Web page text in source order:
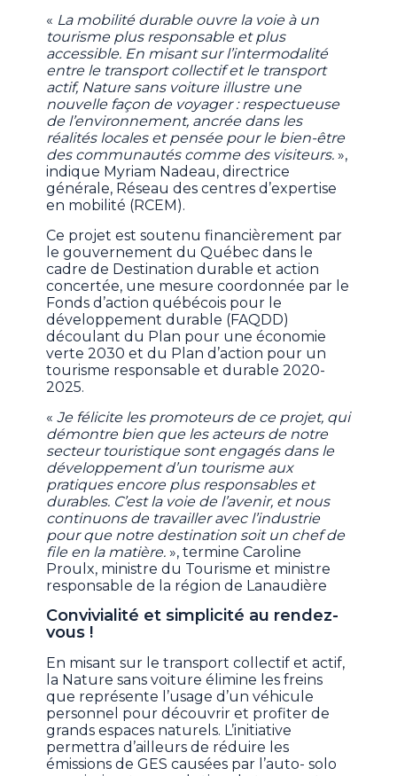
« La mobilité durable ouvre la voie à un
tourisme plus responsable et plus
accessible. En misant sur l’intermodalité
entre le transport collectif et le transport
actif, Nature sans voiture illustre une
nouvelle façon de voyager : respectueuse
de l’environnement, ancrée dans les
réalités locales et pensée pour le bien-être
des communautés comme des visiteurs.»,
indique Myriam Nadeau, directrice
générale, Réseau des centres d’expertise
en mobilité (RCEM).
Ce projet est soutenu financièrement par
le gouvernement du Québec dans le
cadre de Destination durable et action
concertée, une mesure coordonnée par le
Fonds d’action québécois pour le
développement durable (FAQDD)
découlant du Plan pour une économie
verte 2030 et du Plan d’action pour un
tourisme responsable et durable 2020-
2025.
« Je félicite les promoteurs de ce projet, qui
démontre bien que les acteurs de notre
secteur touristique sont engagés dans le
développement d’un tourisme aux
pratiques encore plus responsables et
durables. C’est la voie de l’avenir, et nous
continuons de travailler avec l’industrie
pour que notre destination soit un chef de
file en la matière. », termine Caroline
Proulx, ministre du Tourisme et ministre
responsable de la région de Lanaudière
Convivialité et simplicité au rendez-
vous !
En misant sur le transport collectif et actif,
la Nature sans voiture élimine les freins
que représente l’usage d’un véhicule
personnel pour découvrir et profiter de
grands espaces naturels. L’initiative
permettra d’ailleurs de réduire les
émissions de GES causées par l’auto- solo